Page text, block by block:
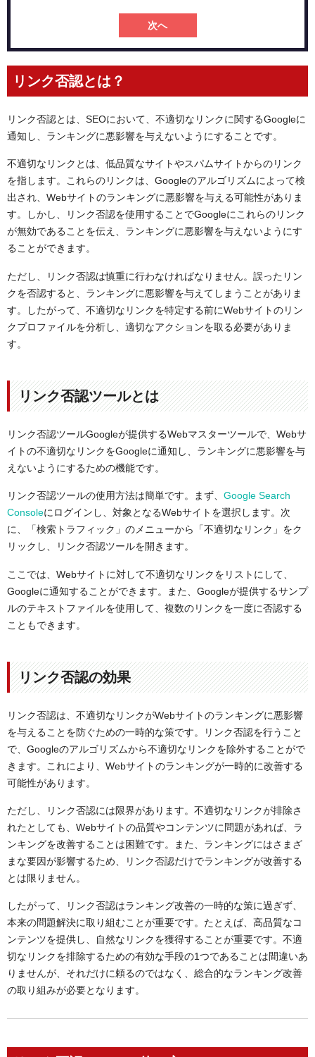
次へ
リンク否認とは？
リンク否認とは、SEOにおいて、不適切なリンクに関するGoogleに
通知し、ランキングに悪影響を与えないようにすることです。
不適切なリンクとは、低品質なサイトやスパムサイトからのリンク
を指します。これらのリンクは、Googleのアルゴリズムによって検
出され、Webサイトのランキングに悪影響を与える可能性がありま
す。しかし、リンク否認を使用することでGoogleにこれらのリンク
が無効であることを伝え、ランキングに悪影響を与えないようにす
ることができます。
ただし、リンク否認は慎重に行わなければなりません。誤ったリン
クを否認すると、ランキングに悪影響を与えてしまうことがありま
す。したがって、不適切なリンクを特定する前にWebサイトのリン
クプロファイルを分析し、適切なアクションを取る必要がありま
す。
リンク否認ツールとは
リンク否認ツールGoogleが提供するWebマスターツールで、Webサ
イトの不適切なリンクをGoogleに通知し、ランキングに悪影響を与
えないようにするための機能です。
リンク否認ツールの使用方法は簡単です。まず、 Google Search
Consoleにログインし、対象となるWebサイトを選択します。次
に、「検索トラフィック」のメニューから「不適切なリンク」をク
リックし、リンク否認ツールを開きます。
ここでは、Webサイトに対して不適切なリンクをリストにして、
Googleに通知することができます。また、Googleが提供するサンプ
ルのテキストファイルを使用して、複数のリンクを一度に否認する
こともできます。
リンク否認の効果
リンク否認は、不適切なリンクがWebサイトのランキングに悪影響
を与えることを防ぐための一時的な策です。リンク否認を行うこと
で、Googleのアルゴリズムから不適切なリンクを除外することがで
きます。これにより、Webサイトのランキングが一時的に改善する
可能性があります。
ただし、リンク否認には限界があります。不適切なリンクが排除さ
れたとしても、Webサイトの品質やコンテンツに問題があれば、ラ
ンキングを改善することは困難です。また、ランキングにはさまざ
まな要因が影響するため、リンク否認だけでランキングが改善する
とは限りません。
したがって、リンク否認はランキング改善の一時的な策に過ぎず、
本来の問題解決に取り組むことが重要です。たとえば、高品質なコ
ンテンツを提供し、自然なリンクを獲得することが重要です。不適
切なリンクを排除するための有効な手段の1つであることは間違いあ
りませんが、それだけに頼るのではなく、総合的なランキング改善
の取り組みが必要となります。